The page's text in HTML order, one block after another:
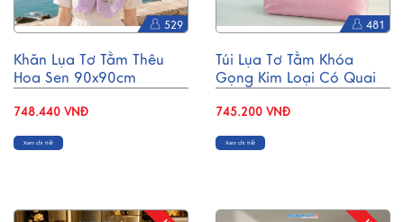
529
Khăn Lụa Tơ Tằm Thêu
Hoa Sen 90x90cm
748.440 VNĐ
Xem chi tiết
481
Túi Lụa Tơ Tằm Khóa
Gọng Kim Loại Có Quai
745.200 VNĐ
Xem chi tiết